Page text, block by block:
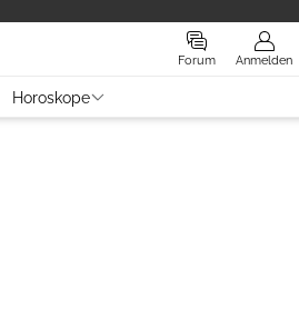
Forum Anmelden
Horoskope